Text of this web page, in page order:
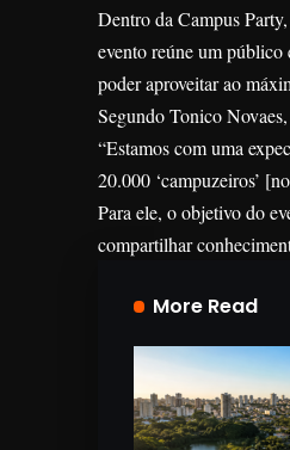
Dentro da Campus
evento reúne um público
poder aproveitar ao
Segundo Tonico
“Estamos com uma
20.000 ‘campuzeiros’
Para ele, o objetivo do
compartilhar
More Read